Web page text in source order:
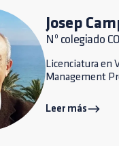
Josep
Nº colegiado
Licenciatura en
Management
Leer más